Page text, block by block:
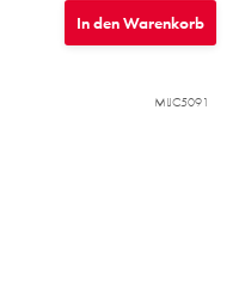
In den Warenkorb
MIJC5091